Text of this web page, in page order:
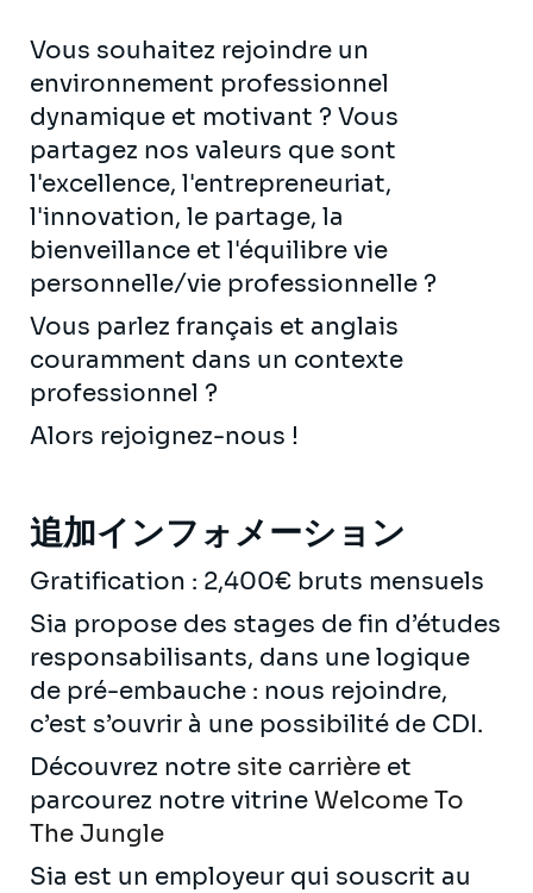
Vous souhaitez rejoindre un
environnement professionnel
dynamique et motivant ? Vous
partagez nos valeurs que sont
l'excellence, l'entrepreneuriat,
l'innovation, le partage, la
bienveillance et l'équilibre vie
personnelle/vie professionnelle ?
Vous parlez français et anglais
couramment dans un contexte
professionnel ?
Alors rejoignez-nous !
追加インフォメーション
Gratification : 2,400€ bruts mensuels
Sia propose des stages de fin d’études
responsabilisants, dans une logique
de pré-embauche : nous rejoindre,
c’est s’ouvrir à une possibilité de CDI.
Découvrez notre site carrière et
parcourez notre vitrine Welcome To
The Jungle
Sia est un employeur qui souscrit au